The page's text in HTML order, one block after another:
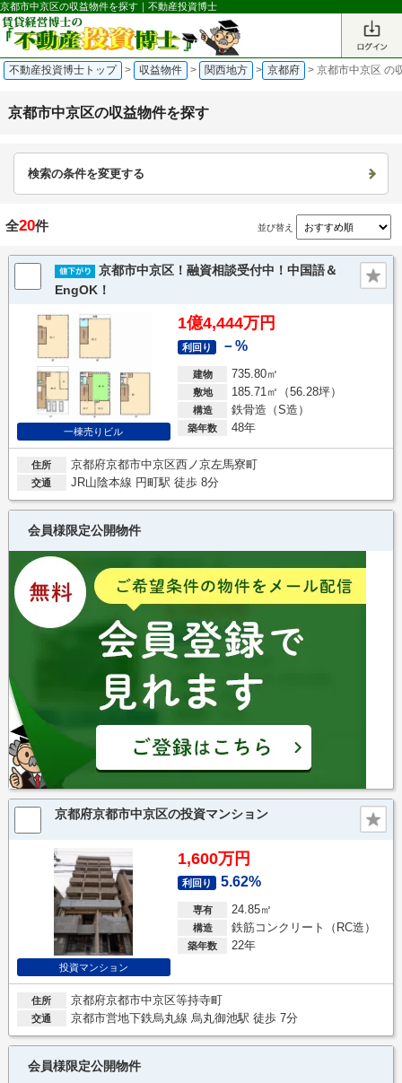
京都市中京区の収益物件を探す｜不動産投資博士
不動産投資博士トップ > 収益物件 > 関西地方 > 京都府 > 京都市中京区 の
京都市中京区の収益物件を探す
検索の条件を変更する
全20件 並び替え
京都市中京区！融資相談受付中！中国語＆
EngOK！
一棟売りビル
1億4,444万円
利回り －%
建物 735.80㎡
敷地 185.71㎡（56.28坪）
構造 鉄骨造（S造）
築年数 48年
住所 京都府京都市中京区西ノ京左馬寮町
交通 JR山陰本線 円町駅 徒歩 8分
会員様限定公開物件
京都府京都市中京区の投資マンション
投資マンション
1,600万円
利回り 5.62%
専有 24.85㎡
構造 鉄筋コンクリート（RC造）
築年数 22年
住所 京都府京都市中京区等持寺町
交通 京都市営地下鉄烏丸線 烏丸御池駅 徒歩 7分
会員様限定公開物件